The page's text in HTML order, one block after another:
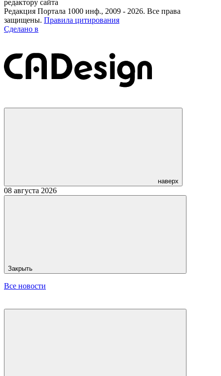
редактору сайта
Редакция Портала 1000 инф., 2009 - 2026. Все права
защищены. Правила цитирования
Сделано в
наверх
08 августа 2026
Закрыть
Все новости